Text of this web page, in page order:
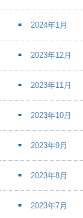
2024年1月
2023年12月
2023年11月
2023年10月
2023年9月
2023年8月
2023年7月